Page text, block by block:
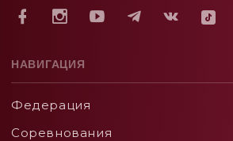
НАВИГАЦИЯ
Федерация
Соревнования